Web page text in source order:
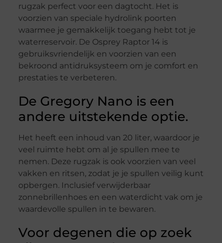
rugzak perfect voor een dagtocht. Het is
voorzien van speciale hydrolink poorten
waarmee je gemakkelijk toegang hebt tot je
waterreservoir. De Osprey Raptor 14 is
gebruiksvriendelijk en voorzien van een
bekroond antidruksysteem om je comfort en
prestaties te verbeteren.
De Gregory Nano is een
andere uitstekende optie.
Het heeft een inhoud van 20 liter, waardoor je
veel ruimte hebt om al je spullen mee te
nemen. Deze rugzak is ook voorzien van veel
vakken en ritsen, zodat je je spullen veilig kunt
opbergen. Inclusief verwijderbaar
zonnebrillenhoes en een waterdicht vak om je
waardevolle spullen in te bewaren.
Voor degenen die op zoek